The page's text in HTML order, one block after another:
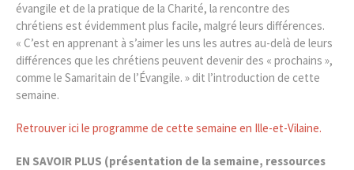
évangile et de la pratique de la Charité, la rencontre des
chrétiens est évidemment plus facile, malgré leurs différences.
« C’est en apprenant à s’aimer les uns les autres au-delà de leurs
différences que les chrétiens peuvent devenir des « prochains »,
comme le Samaritain de l’Évangile. » dit l’introduction de cette
semaine.
Retrouver ici le programme de cette semaine en Ille-et-Vilaine.
EN SAVOIR PLUS (présentation de la semaine, ressources